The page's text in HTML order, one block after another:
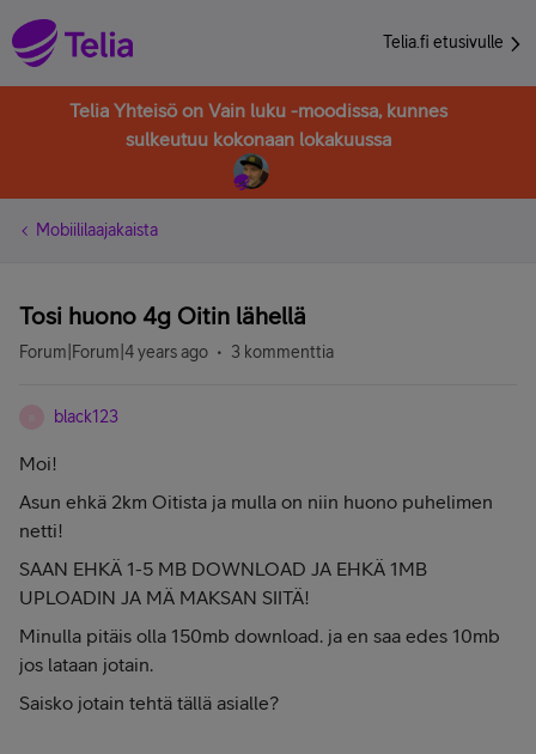
Telia.fi etusivulle
Telia Yhteisö on Vain luku -moodissa, kunnes
sulkeutuu kokonaan lokakuussa
Mobiililaajakaista
Tosi huono 4g Oitin lähellä
Forum|Forum|4 years ago 3 kommenttia
black123
Moi!
Asun ehkä 2km Oitista ja mulla on niin huono puhelimen
netti!
SAAN EHKÄ 1-5 MB DOWNLOAD JA EHKÄ 1MB
UPLOADIN JA MÄ MAKSAN SIITÄ!
Minulla pitäis olla 150mb download. ja en saa edes 10mb
jos lataan jotain.
Saisko jotain tehtä tällä asialle?